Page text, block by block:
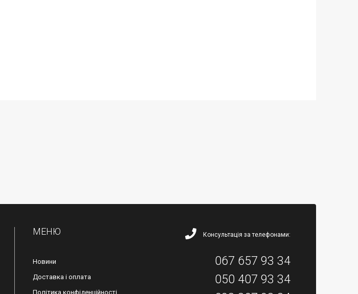
МЕНЮ
Новини
Доставка і оплата
Політика конфіденційності
Консультація за телефонами:
067 657 93 34
050 407 93 34